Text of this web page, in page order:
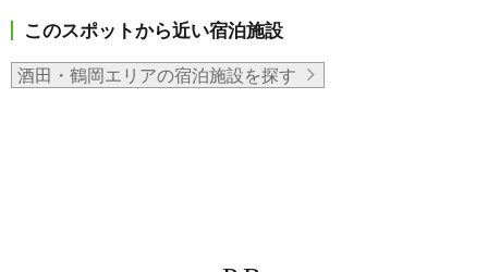
このスポットから近い宿泊施設
酒田・鶴岡エリアの宿泊施設を探す